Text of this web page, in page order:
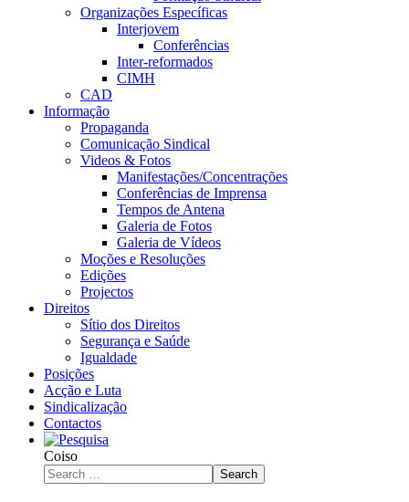
Organizações Específicas
Interjovem
Conferências
Inter-reformados
CIMH
CAD
Informação
Propaganda
Comunicação Sindical
Videos & Fotos
Manifestações/Concentrações
Conferências de Imprensa
Tempos de Antena
Galeria de Fotos
Galeria de Vídeos
Moções e Resoluções
Edições
Projectos
Direitos
Sítio dos Direitos
Segurança e Saúde
Igualdade
Posições
Acção e Luta
Sindicalização
Contactos
Coiso
Search